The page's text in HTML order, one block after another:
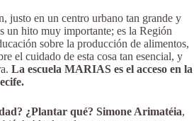
justo en un centro urbano tan grande y
un hito muy importante; es la Región
sobre la producción de alimentos,
el cuidado de esta cosa tan esencial, y
La escuela MARIAS es el acceso en la
¿Plantar qué? Simone Arimatéia,